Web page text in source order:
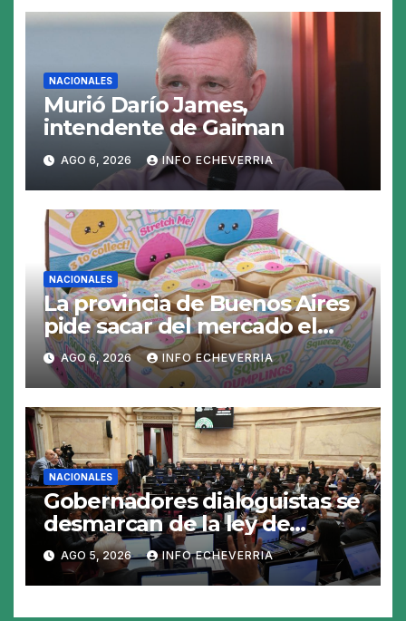
NACIONALES
Murió Darío James,
intendente de Gaiman
AGO 6, 2026 INFO ECHEVERRIA
NACIONALES
La provincia de Buenos Aires
pide sacar del mercado el
«Squeezy Dumpling», un
juguete «tóxico»
AGO 6, 2026 INFO ECHEVERRIA
NACIONALES
Gobernadores dialoguistas se
desmarcan de la ley de
Tierras y ponen en jaque su
tratamiento en el Senado
AGO 5, 2026 INFO ECHEVERRIA